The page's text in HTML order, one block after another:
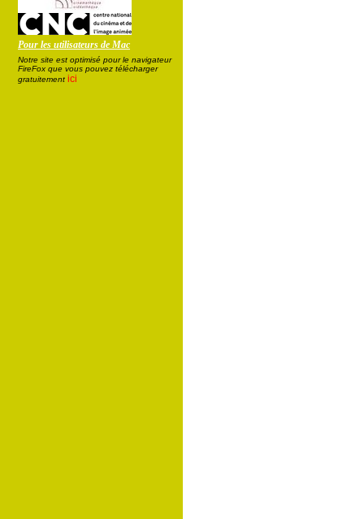
Pour les utilisateurs de Mac
Notre site est optimisé pour le navigateur
FireFox que vous pouvez télécharger
gratuitement ici